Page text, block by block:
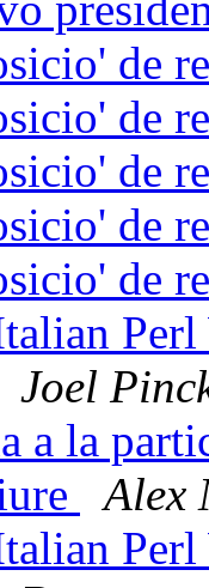
de
de
de
de
de
Joel
a la
Alex